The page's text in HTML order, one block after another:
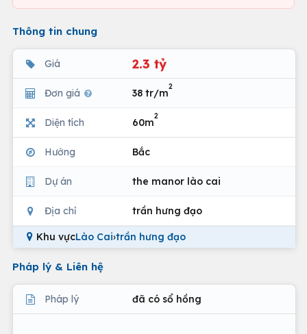
Thông tin chung
Giá 2.3 tỷ
Đơn giá 38 tr/m
2
Diện tích 60m
2
Hướng Bắc
Dự án the manor lào cai
Địa chỉ trần hưng đạo
Khu vựcLào Cai›trần hưng đạo
Pháp lý & Liên hệ
Pháp lý đã có sổ hồng